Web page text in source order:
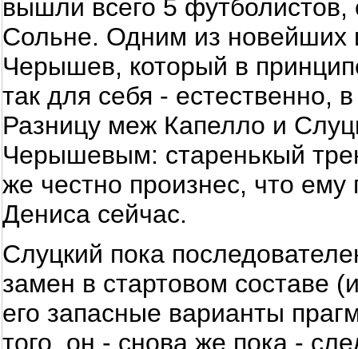
вышли всего 5
Сольне. Одним из новейших
Черышев, который в
так для себя - естественно,
Разницу меж Капелло и
Черышевым: старенькый
же честно произнес, что
Дениса сейчас.
Слуцкий пока
замен в стартовом составе
его запасные варианты
того, он - снова же пока -